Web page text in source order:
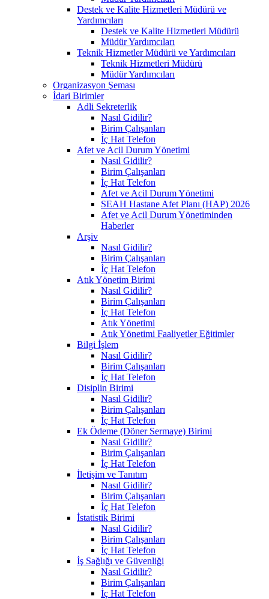
Destek ve Kalite Hizmetleri Müdürü ve
Yardımcıları
Destek ve Kalite Hizmetleri Müdürü
Müdür Yardımcıları
Teknik Hizmetler Müdürü ve Yardımcıları
Teknik Hizmetleri Müdürü
Müdür Yardımcıları
Organizasyon Şeması
İdari Birimler
Adli Sekreterlik
Nasıl Gidilir?
Birim Çalışanları
İç Hat Telefon
Afet ve Acil Durum Yönetimi
Nasıl Gidilir?
Birim Çalışanları
İç Hat Telefon
Afet ve Acil Durum Yönetimi
SEAH Hastane Afet Planı (HAP) 2026
Afet ve Acil Durum Yönetiminden
Haberler
Arşiv
Nasıl Gidilir?
Birim Çalışanları
İç Hat Telefon
Atık Yönetim Birimi
Nasıl Gidilir?
Birim Çalışanları
İç Hat Telefon
Atık Yönetimi
Atık Yönetimi Faaliyetler Eğitimler
Bilgi İşlem
Nasıl Gidilir?
Birim Çalışanları
İç Hat Telefon
Disiplin Birimi
Nasıl Gidilir?
Birim Çalışanları
İç Hat Telefon
Ek Ödeme (Döner Sermaye) Birimi
Nasıl Gidilir?
Birim Çalışanları
İç Hat Telefon
İletişim ve Tanıtım
Nasıl Gidilir?
Birim Çalışanları
İç Hat Telefon
İstatistik Birimi
Nasıl Gidilir?
Birim Çalışanları
İç Hat Telefon
İş Sağlığı ve Güvenliği
Nasıl Gidilir?
Birim Çalışanları
İç Hat Telefon